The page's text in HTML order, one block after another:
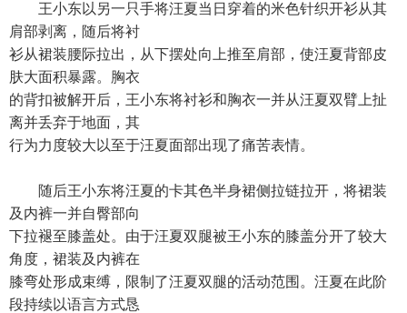
王小东以另一只手将汪夏当日穿着的米色针织开衫从其
肩部剥离，随后将衬
衫从裙装腰际拉出，从下摆处向上推至肩部，使汪夏背部皮
肤大面积暴露。胸衣
的背扣被解开后，王小东将衬衫和胸衣一并从汪夏双臂上扯
离并丢弃于地面，其
行为力度较大以至于汪夏面部出现了痛苦表情。
随后王小东将汪夏的卡其色半身裙侧拉链拉开，将裙装
及内裤一并自臀部向
下拉褪至膝盖处。由于汪夏双腿被王小东的膝盖分开了较大
角度，裙装及内裤在
膝弯处形成束缚，限制了汪夏双腿的活动范围。汪夏在此阶
段持续以语言方式恳